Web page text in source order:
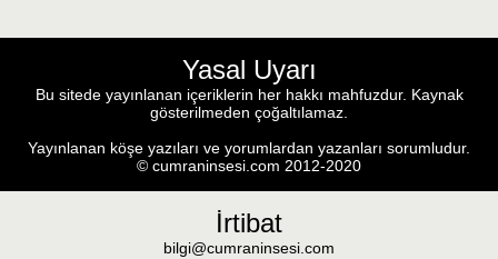
Yasal Uyarı
Bu sitede yayınlanan içeriklerin her hakkı mahfuzdur. Kaynak
gösterilmeden çoğaltılamaz.
Yayınlanan köşe yazıları ve yorumlardan yazanları sorumludur.
© cumraninsesi.com 2012-2020
İrtibat
bilgi@cumraninsesi.com